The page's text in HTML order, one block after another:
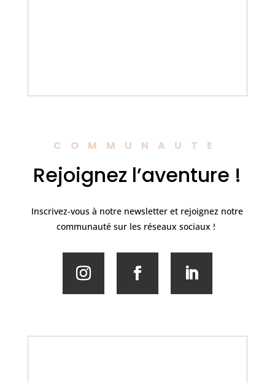
COMMUNAUTE
Rejoignez l’aventure !
Inscrivez-vous à notre newsletter et rejoignez notre
communauté sur les réseaux sociaux !